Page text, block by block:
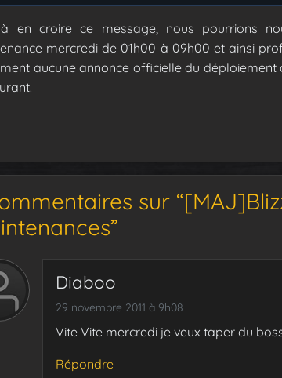
en croire ce message, nous pourrions
mercredi de 01h00 à 09h00 et ainsi
aucune annonce officielle du déploiement
sur
Diaboo
29 novembre 2011 à 9h08
Vite Vite mercredi je veux taper du
Répondre